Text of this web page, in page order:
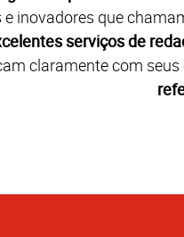
inovadores que
serviços de
claramente com